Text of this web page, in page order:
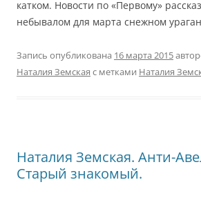
катком. Новости по «Первому»
небывалом для марта снежном
Запись опубликована 16 марта 2015
Наталия Земская с метками Наталия
Наталия Земская. Анти-
Старый знакомый.